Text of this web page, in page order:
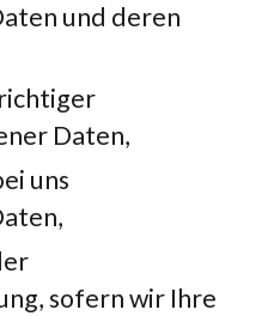
und deren
Daten,
uns
sofern wir Ihre